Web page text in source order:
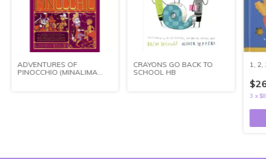
ADVENTURES OF
PINOCCHIO (MINALIMA
CRAYONS GO BACK TO
SCHOOL HB
1,
3 x